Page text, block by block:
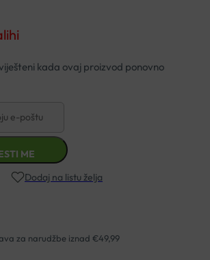
Dodaj na listu želja
za narudžbe iznad €49,99